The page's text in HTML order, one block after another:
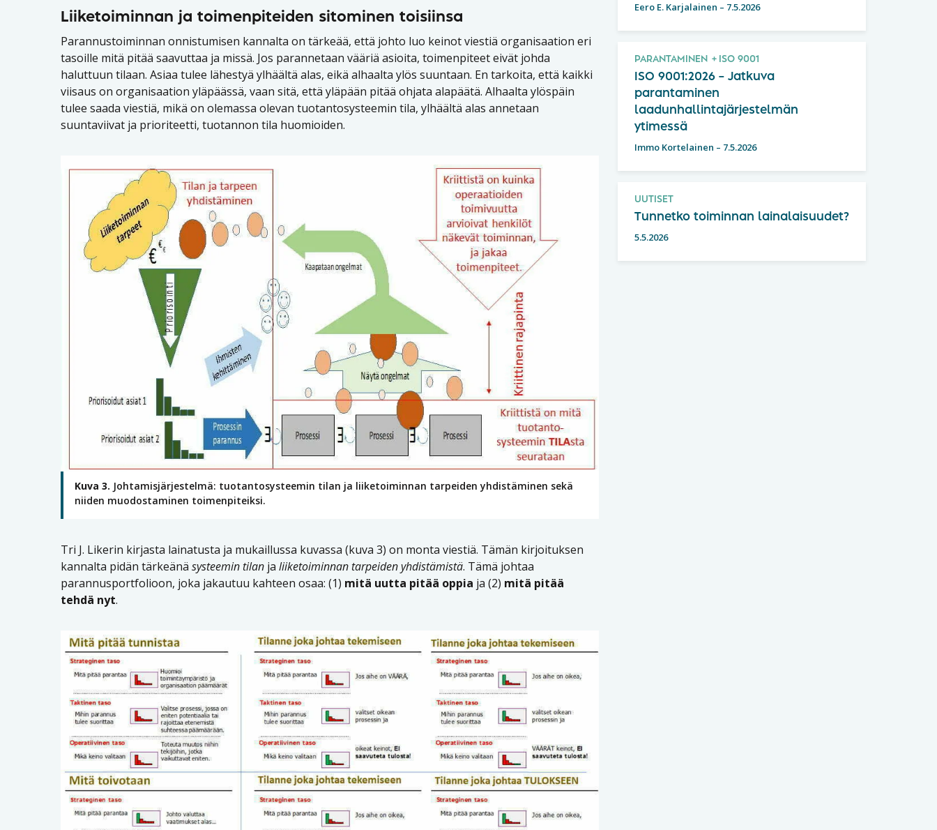
Liiketoiminnan ja toimenpiteiden sitominen toisiinsa
Parannustoiminnan onnistumisen kannalta on tärkeää, että johto luo keinot viestiä organisaation eri
tasoille mitä pitää saavuttaa ja missä. Jos parannetaan vääriä asioita, toimenpiteet eivät johda
haluttuun tilaan. Asiaa tulee lähestyä ylhäältä alas, eikä alhaalta ylös suuntaan. En tarkoita, että kaikki
viisaus on organisaation yläpäässä, vaan sitä, että yläpään pitää ohjata alapäätä. Alhaalta ylöspäin
tulee saada viestiä, mikä on olemassa olevan tuotantosysteemin tila, ylhäältä alas annetaan
suuntaviivat ja prioriteetti, tuotannon tila huomioiden.
Kuva 3. Johtamisjärjestelmä: tuotantosysteemin tilan ja liiketoiminnan tarpeiden yhdistäminen sekä
niiden muodostaminen toimenpiteiksi.
Tri J. Likerin kirjasta lainatusta ja mukaillussa kuvassa (kuva 3) on monta viestiä. Tämän kirjoituksen
kannalta pidän tärkeänä systeemin tilan ja liiketoiminnan tarpeiden yhdistämistä. Tämä johtaa
parannusportfolioon, joka jakautuu kahteen osaa: (1) mitä uutta pitää oppia ja (2) mitä pitää
tehdä nyt.
Eero E. Karjalainen – 7.5.2026
PARANTAMINEN ISO 9001
ISO 9001:2026 – Jatkuva
parantaminen
laadunhallintajärjestelmän
ytimessä
Immo Kortelainen – 7.5.2026
UUTISET
Tunnetko toiminnan lainalaisuudet?
5.5.2026